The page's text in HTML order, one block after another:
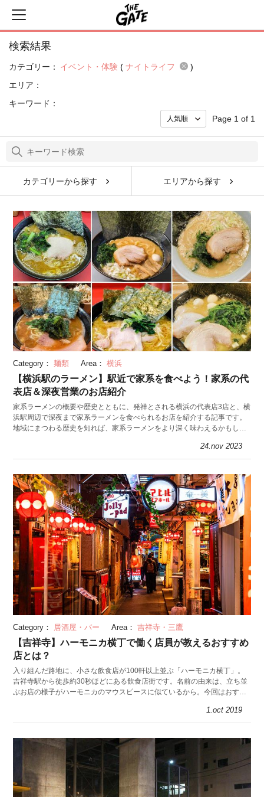
検索結果
カテゴリー： イベント・体験 ( ナイトライフ
)
エリア：
キーワード：
Page 1 of 1
カテゴリーから探す エリアから探す
Category： 麺類 Area： 横浜
【横浜駅のラーメン】駅近で家系を食べよう！家系の代
表店＆深夜営業のお店紹介
家系ラーメンの概要や歴史とともに、発祥とされる横浜の代表店3店と、横
浜駅周辺で深夜まで家系ラーメンを食べられるお店を紹介する記事です。
地域にまつわる歴史を知れば、家系ラーメンをより深く味わえるかもしれ
24.nov 2023
Category： 居酒屋・バー Area： 吉祥寺・三鷹
【吉祥寺】ハーモニカ横丁で働く店員が教えるおすすめ
店とは？
入り組んだ路地に、小さな飲食店が100軒以上並ぶ「ハーモニカ横丁」。
吉祥寺駅から徒歩約30秒ほどにある飲食店街です。名前の由来は、立ち並
ぶお店の様子がハーモニカのマウスピースに似ているから。今回はおすす
1.oct 2019